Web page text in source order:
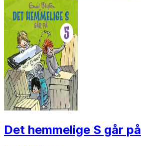
Det hemmelige S går på